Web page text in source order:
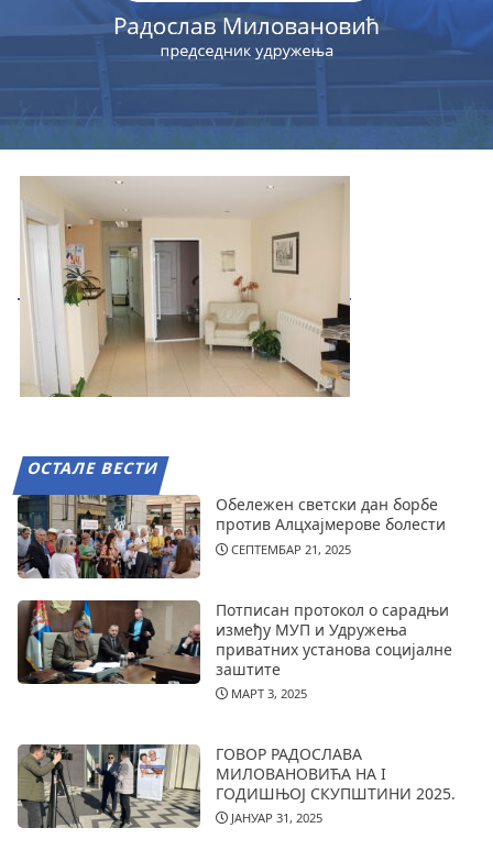
ОСТАЛЕ ВЕСТИ
Обележен светски дан борбе
против Алцхајмерове болести
СЕПТЕМБАР 21, 2025
Потписан протокол о сарадњи
између МУП и Удружења
приватних установа социјалне
заштите
МАРТ 3, 2025
ГОВОР РАДОСЛАВА
МИЛОВАНОВИЋА НА I
ГОДИШЊОЈ СКУПШТИНИ 2025.
ЈАНУАР 31, 2025